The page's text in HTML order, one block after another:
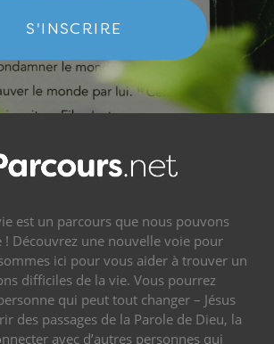
S'INSCRIRE
est un parcours que nous pouvons
! Découvrez une nouvelle voie pour
ici pour vous aider à trouver un
difficiles de la vie. Vous pourrez
qui peut tout changer – Jésus
des passages de la Parole de Dieu, la
avec d’autres personnes qui